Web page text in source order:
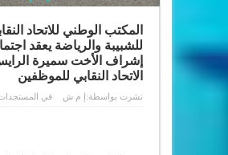
المكتب الوطني للاتحاد
للشبيبة والرياضة يعقد
إشراف الأخت سميرة
الاتحاد النقابي للموظفين
نشرت بواسطة: إ م ش في